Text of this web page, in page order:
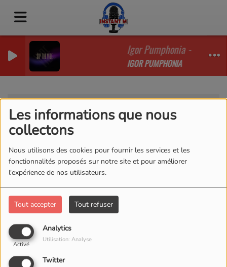
Les informations que nous
collectons
Nous utilisons des cookies pour fournir les services et les
fonctionnalités proposés sur notre site et pour améliorer
l'expérience de nos utilisateurs.
Tout accepter Tout refuser
Analytics
Activé
Utilisation: Analyse
Twitter
Igor Pumphonia - Sip The
IGOR PUMPHONIA
Vidéos
Vidéos